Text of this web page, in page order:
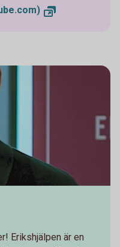
Erikshjälpen är en